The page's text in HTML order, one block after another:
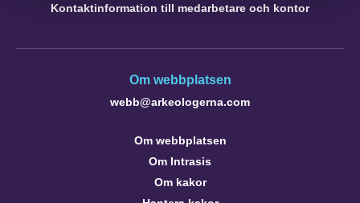
Kontaktinformation till medarbetare och kontor
Om webbplatsen
webb@arkeologerna.com
Om webbplatsen
Om Intrasis
Om kakor